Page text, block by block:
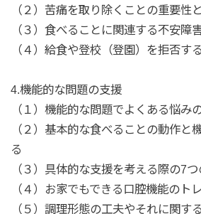
（２）苦痛を取り除くことの重要性
（３）食べることに関連する不安障
（４）給食や登校（登園）を拒否す
4.機能的な問題の支援
（１）機能的な問題でよくある悩み
（２）基本的な食べることの動作と
る
（３）具体的な支援を考える際の7
（４）お家でもできる口腔機能のト
（５）調理形態の工夫やそれに関す